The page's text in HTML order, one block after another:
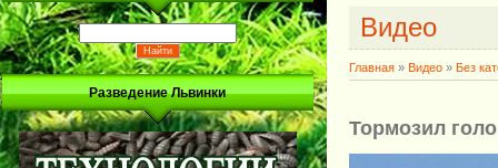
Разведение Львинки
Видео
Главная » Видео » Без
Тормозил